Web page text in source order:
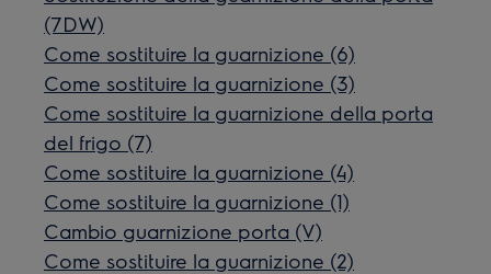
(7DW)
Come sostituire la guarnizione (6)
Come sostituire la guarnizione (3)
Come sostituire la guarnizione della porta
del frigo (7)
Come sostituire la guarnizione (4)
Come sostituire la guarnizione (1)
Cambio guarnizione porta (V)
Come sostituire la guarnizione (2)